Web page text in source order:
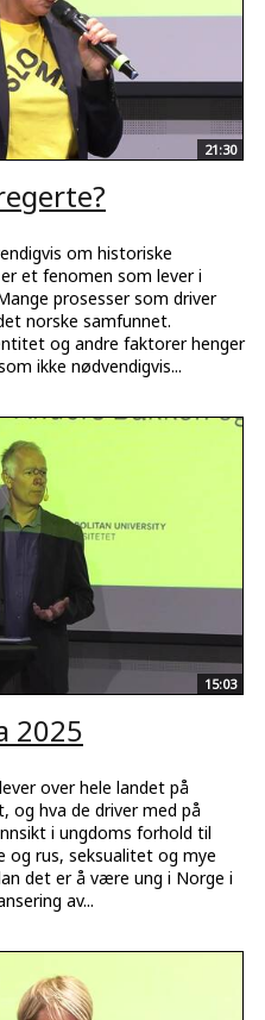
21:30
om historiske
et fenomen som lever i
prosesser som driver
norske samfunnet.
og andre faktorer henger
ikke nødvendigvis...
15:03
2025
over hele landet på
og hva de driver med på
i ungdoms forhold til
og rus, seksualitet og mye
det er å være ung i Norge i
av...